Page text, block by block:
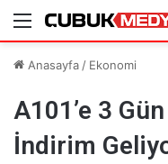
Menü
Anasayfa / Ekonomi
A101’e 3
İndirim